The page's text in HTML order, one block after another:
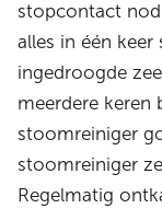
stopcontact
alles in één
ingedroogde
meerdere keren
stoomreiniger
stoomreiniger
Regelmatig